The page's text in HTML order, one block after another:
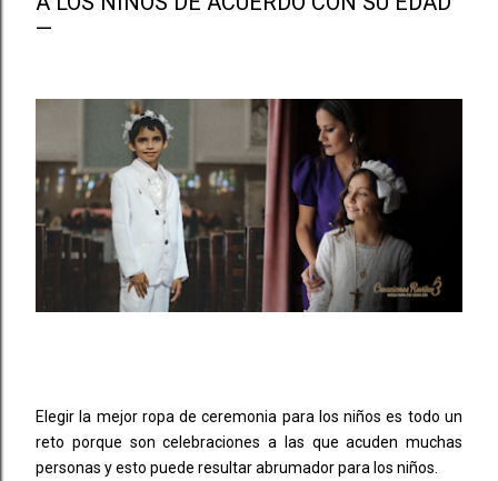
Elegir la mejor ropa de ceremonia para los niños es todo un
reto porque son celebraciones a las que acuden muchas
personas y esto puede resultar abrumador para los niños.